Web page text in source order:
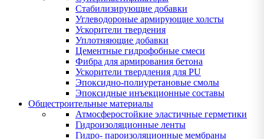
Стабилизирующие добавки
Углеводороные армирующие холсты
Ускорители твердения
Уплотняющие добавки
Цементные гидрофобные смеси
Фибра для армирования бетона
Ускорители твердления для PU
Эпоксидно-полиуретановые смолы
Эпоксидные инъекционные составы
Общестроительные материалы
Атмосферостойкие эластичные герметики
Гидроизоляционные ленты
Гидро- пароизоляционные мембраны